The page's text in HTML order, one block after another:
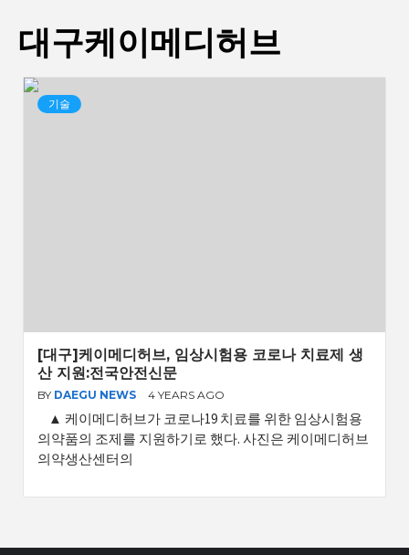
대구케이메디허브
기술
[대구]케이메디허브, 임상시험용 코로나 치료제 생
산 지원:전국안전신문
BY DAEGU NEWS 4 YEARS AGO
▲ 케이메디허브가 코로나19 치료를 위한 임상시험용
의약품의 조제를 지원하기로 했다. 사진은 케이메디허브
의약생산센터의